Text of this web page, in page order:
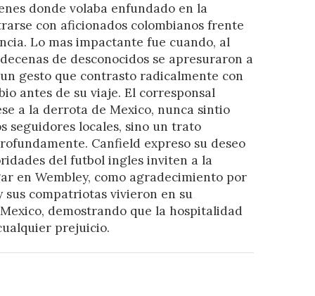
donde volaba enfundado en la
con aficionados colombianos frente
Lo mas impactante fue cuando, al
de desconocidos se apresuraron a
gesto que contrasto radicalmente con
antes de su viaje. El corresponsal
a la derrota de Mexico, nunca sintio
seguidores locales, sino un trato
Canfield expreso su deseo
del futbol ingles inviten a la
en Wembley, como agradecimiento por
sus compatriotas vivieron en su
demostrando que la hospitalidad
prejuicio.